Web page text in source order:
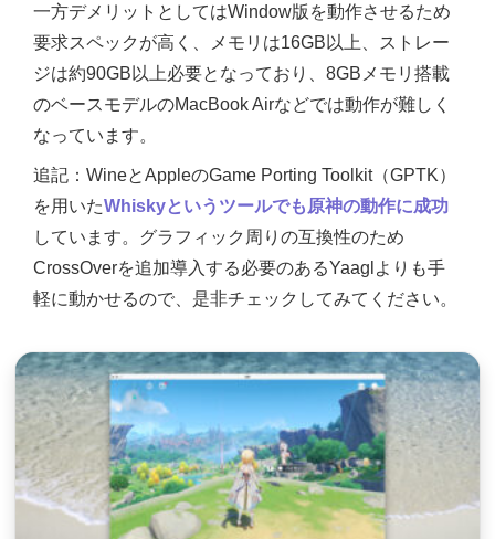
一方デメリットとしてはWindow版を動作させるため
要求スペックが高く、メモリは16GB以上、ストレー
ジは約90GB以上必要となっており、8GBメモリ搭載
のベースモデルのMacBook Airなどでは動作が難しく
なっています。
追記：WineとAppleのGame Porting Toolkit（GPTK）
を用いたWhiskyというツールでも原神の動作に成功
しています。グラフィック周りの互換性のため
CrossOverを追加導入する必要のあるYaaglよりも手
軽に動かせるので、是非チェックしてみてください。